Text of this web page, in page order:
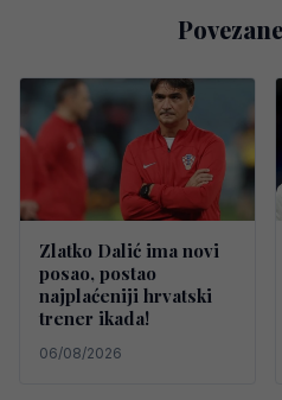
Zlatko Dalić ima novi
posao, postao
najplaćeniji hrvatski
trener ikada!
06/08/2026